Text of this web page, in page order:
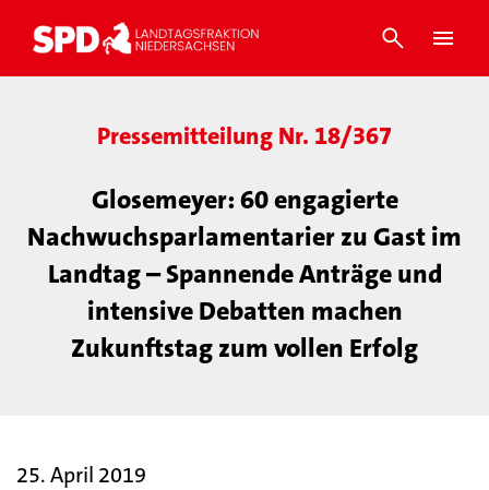
Pressemitteilung Nr. 18/367
Glosemeyer: 60 engagierte
Nachwuchsparlamentarier zu Gast im
Landtag – Spannende Anträge und
intensive Debatten machen
Zukunftstag zum vollen Erfolg
25. April 2019